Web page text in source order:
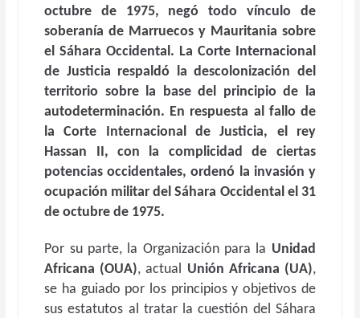
octubre de 1975, negó todo vínculo de
soberanía de Marruecos y Mauritania sobre
el Sáhara Occidental. La Corte Internacional
de Justicia respaldó la descolonización del
territorio sobre la base del principio de la
autodeterminación. En respuesta al fallo de
la Corte Internacional de Justicia, el rey
Hassan II, con la complicidad de ciertas
potencias occidentales, ordenó la invasión y
ocupación militar del Sáhara Occidental el 31
de octubre de 1975.
Por su parte, la Organización para la Unidad
Africana (OUA), actual Unión Africana (UA),
se ha guiado por los principios y objetivos de
sus estatutos al tratar la cuestión del Sáhara